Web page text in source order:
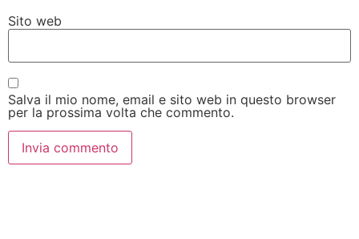
Sito web
Salva il mio nome, email e sito web in questo browser
per la prossima volta che commento.